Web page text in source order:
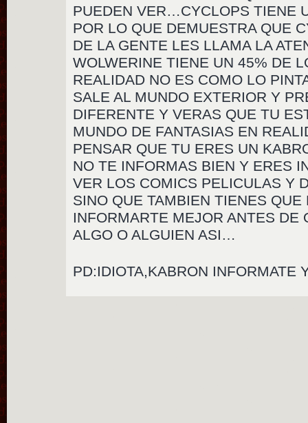
PUEDEN VER…CYCLOPS TIENE
POR LO QUE DEMUESTRA QUE
DE LA GENTE LES LLAMA LA
WOLWERINE TIENE UN 45% DE
REALIDAD NO ES COMO LO
SALE AL MUNDO EXTERIOR Y
DIFERENTE Y VERAS QUE TU
MUNDO DE FANTASIAS EN
PENSAR QUE TU ERES UN
NO TE INFORMAS BIEN Y ERES
VER LOS COMICS PELICULAS Y
SINO QUE TAMBIEN TIENES QUE
INFORMARTE MEJOR ANTES DE
ALGO O ALGUIEN ASI…
PD:IDIOTA,KABRON INFORMATE